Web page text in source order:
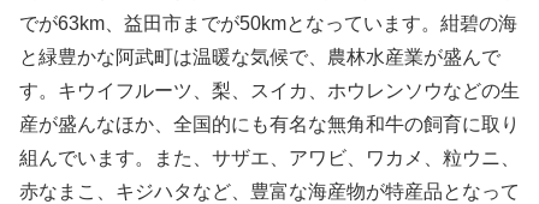
でが63km、益田市までが50kmとなっています。紺碧の海
と緑豊かな阿武町は温暖な気候で、農林水産業が盛んで
す。キウイフルーツ、梨、スイカ、ホウレンソウなどの生
産が盛んなほか、全国的にも有名な無角和牛の飼育に取り
組んでいます。また、サザエ、アワビ、ワカメ、粒ウニ、
赤なまこ、キジハタなど、豊富な海産物が特産品となって